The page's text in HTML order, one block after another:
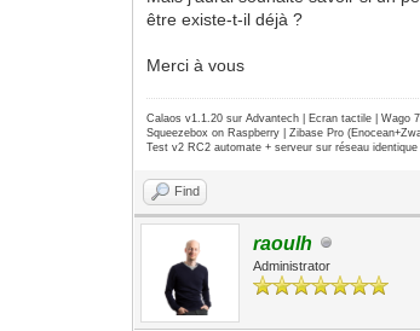
être existe-t-il déjà ?
Merci à vous
Calaos v1.1.20 sur Advantech | Ecran tactile | Wago
Squeezebox on Raspberry | Zibase Pro
Test v2 RC2 automate + serveur sur réseau identique
Find
raoulh
Administrator